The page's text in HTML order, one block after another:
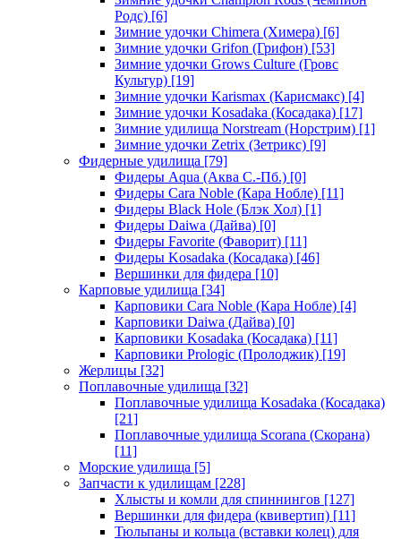
Родс) [6]
Зимние удочки Chimera (Химера) [6]
Зимние удочки Grifon (Грифон) [53]
Зимние удочки Grows Culture (Гровс
Культур) [19]
Зимние удочки Karismax (Карисмакс) [4]
Зимние удочки Kosadaka (Косадака) [17]
Зимние удилища Norstream (Норстрим) [1]
Зимние удочки Zetrix (Зетрикс) [9]
Фидерные удилища [79]
Фидеры Aqua (Аква С.-Пб.) [0]
Фидеры Cara Noble (Кара Нобле) [11]
Фидеры Black Hole (Блэк Хол) [1]
Фидеры Daiwa (Дайва) [0]
Фидеры Favorite (Фаворит) [11]
Фидеры Kosadaka (Косадака) [46]
Вершинки для фидера [10]
Карповые удилища [34]
Карповики Cara Noble (Кара Нобле) [4]
Карповики Daiwa (Дайва) [0]
Карповики Kosadaka (Косадака) [11]
Карповики Prologic (Пролоджик) [19]
Жерлицы [32]
Поплавочные удилища [32]
Поплавочные удилища Kosadaka (Косадака)
[21]
Поплавочные удилища Scorana (Скорана)
[11]
Морские удилища [5]
Запчасти к удилищам [228]
Хлысты и комли для спиннингов [127]
Вершинки для фидера (квивертип) [11]
Тюльпаны и кольца (вставки колец) для